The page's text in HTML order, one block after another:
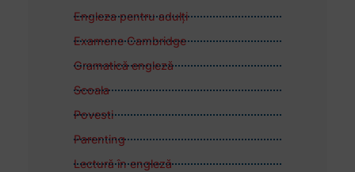
Engleza pentru adulţi
Examene Cambridge
Gramatică engleză
Scoala
Povesti
Parenting
Lectură în engleză